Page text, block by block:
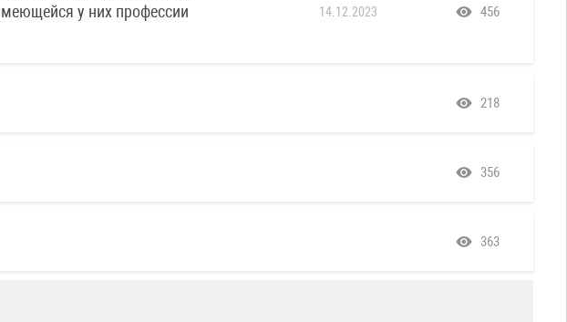
у них профессии
14.12.2023 456
218
356
363